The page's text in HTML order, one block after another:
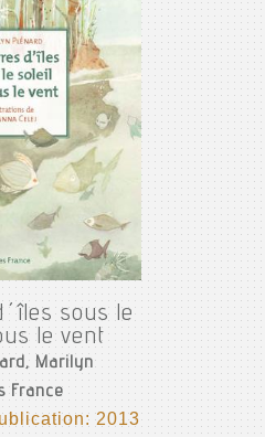
sous le
le vent
Marilyn
France
2013